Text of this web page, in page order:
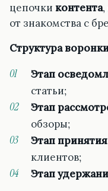
цепочки контента,
от знакомства с
Структура
Этап
статьи;
Этап
обзоры;
Этап
клиентов;
Этап